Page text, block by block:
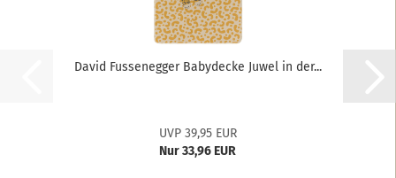
David Fussenegger Babydecke Juwel in der...
UVP 39,95 EUR
Nur 33,96 EUR